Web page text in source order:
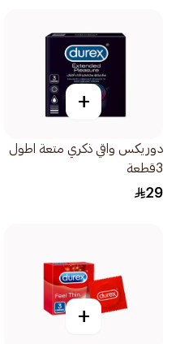
+
دوريكس واقي ذكري متعة اطول
3قطعة
29
+